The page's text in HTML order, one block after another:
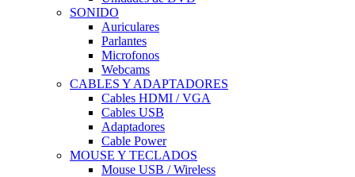
SONIDO
Auriculares
Parlantes
Microfonos
Webcams
CABLES Y ADAPTADORES
Cables HDMI / VGA
Cables USB
Adaptadores
Cable Power
MOUSE Y TECLADOS
Mouse USB / Wireless